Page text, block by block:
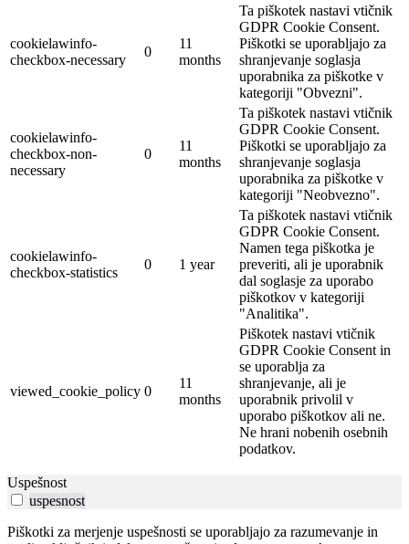
cookielawinfo-
checkbox-necessary
0
11
months
Ta piškotek nastavi vtičnik
GDPR Cookie Consent.
Piškotki se uporabljajo za
shranjevanje soglasja
uporabnika za piškotke v
kategoriji "Obvezni".
cookielawinfo-
checkbox-non-
necessary
0
11
months
Ta piškotek nastavi vtičnik
GDPR Cookie Consent.
Piškotki se uporabljajo za
shranjevanje soglasja
uporabnika za piškotke v
kategoriji "Neobvezno".
cookielawinfo-
checkbox-statistics
0 1 year
Ta piškotek nastavi vtičnik
GDPR Cookie Consent.
Namen tega piškotka je
preveriti, ali je uporabnik
dal soglasje za uporabo
piškotkov v kategoriji
"Analitika".
viewed_cookie_policy 0
11
months
Piškotek nastavi vtičnik
GDPR Cookie Consent in
se uporablja za
shranjevanje, ali je
uporabnik privolil v
uporabo piškotkov ali ne.
Ne hrani nobenih osebnih
podatkov.
Uspešnost
uspesnost
Piškotki za merjenje uspešnosti se uporabljajo za razumevanje in